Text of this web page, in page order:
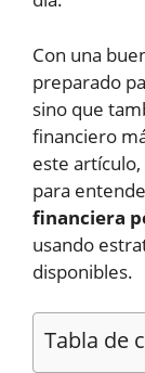
Con una
preparado
sino que
financiero
este
para
financiera
usando
disponibles.
Tabla de